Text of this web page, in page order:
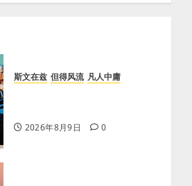
斯文在兹 但得风流 凡人中庸
2026年8月9日 0